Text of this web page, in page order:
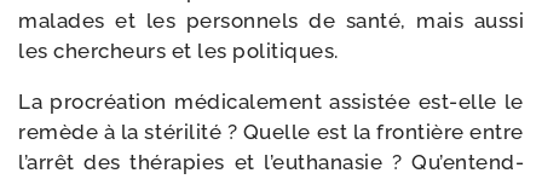
malades et les per­son­nels de san­té, mais aus­si
les cher­cheurs et les politiques.
La pro­créa­tion médi­ca­le­ment assis­tée est-​elle le
remède à la sté­ri­li­té ? Quelle est la fron­tière entre
l’arrêt des thé­ra­pies et l’euthanasie ? Qu’entend-